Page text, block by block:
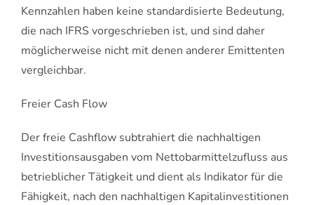
Kennzahlen haben keine standardisierte Bedeutung,
die nach IFRS vorgeschrieben ist, und sind daher
möglicherweise nicht mit denen anderer Emittenten
vergleichbar.
Freier Cash Flow
Der freie Cashflow subtrahiert die nachhaltigen
Investitionsausgaben vom Nettobarmittelzufluss aus
betrieblicher Tätigkeit und dient als Indikator für die
Fähigkeit, nach den nachhaltigen Kapitalinvestitionen